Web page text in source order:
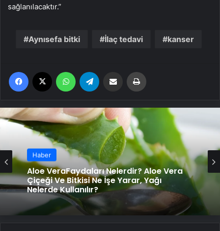
sağlanılacaktır.”
Aynısefa bitki İlaç tedavi kanser
Facebook WhatsApp Email'den paylaş
Haber
Haber
Bir avuç dutun 9 mucizevi faydası! Şifa
deposu dutun faydaları sizi çok
şaşırtacak!